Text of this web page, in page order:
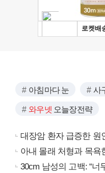
아침마다 눈 사
와우넷 오늘장전략
대장암 환자 급증한 원
아내 몰래 처형과 목욕
30cm 남성의 고백: “너